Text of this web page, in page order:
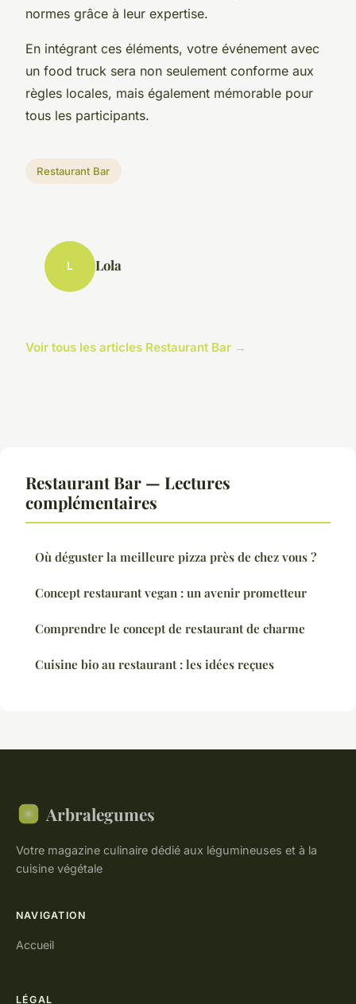
normes grâce à leur expertise.
En intégrant ces éléments, votre événement avec
un food truck sera non seulement conforme aux
règles locales, mais également mémorable pour
tous les participants.
Restaurant Bar
L Lola
Voir tous les articles Restaurant Bar →
Restaurant Bar — Lectures
complémentaires
Où déguster la meilleure pizza près de chez vous ?
Concept restaurant vegan : un avenir prometteur
Comprendre le concept de restaurant de charme
Cuisine bio au restaurant : les idées reçues
Arbralegumes
Votre magazine culinaire dédié aux légumineuses et à la
cuisine végétale
NAVIGATION
Accueil
LÉGAL